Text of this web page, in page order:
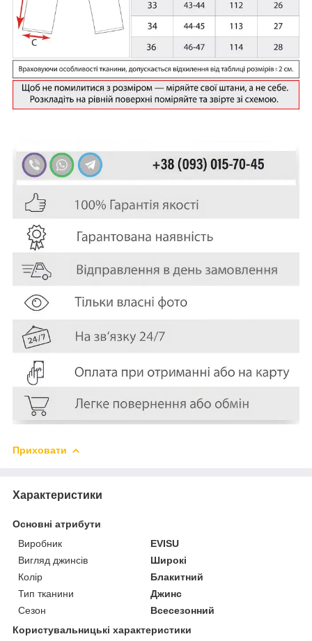
Приховати
Характеристики
Основні атрибути
Виробник
EVISU
Вигляд джинсів
Широкі
Колір
Блакитний
Тип тканини
Джинс
Сезон
Всесезонний
Користувальницькі характеристики